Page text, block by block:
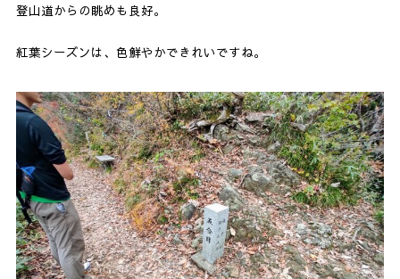
登山道からの眺めも良好。
紅葉シーズンは、色鮮やかできれいですね。